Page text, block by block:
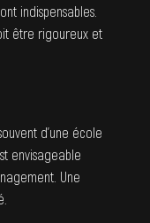
indispensables.
être rigoureux et
d’une école
envisageable
Une